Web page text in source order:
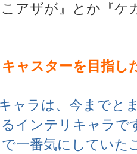
アザが』とか『ケ
ャスターを目指し
ャラは、今までと
インテリキャラで
で一番気にしてい